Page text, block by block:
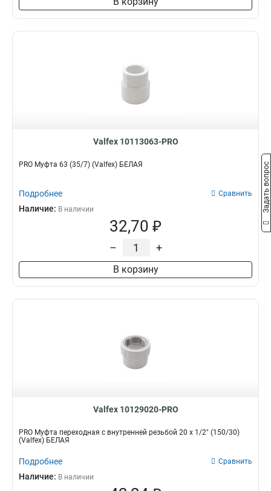
Valfex 10113063-PRO
PRO Муфта 63 (35/7) (Valfex) БЕЛАЯ
Подробнее Сравнить
Наличие: В наличии
32,70 ₽
– +
В корзину
Valfex 10129020-PRO
PRO Муфта переходная с внутренней резьбой 20 x 1/2" (150/30)
(Valfex) БЕЛАЯ
Подробнее Сравнить
Наличие: В наличии
Задать вопрос